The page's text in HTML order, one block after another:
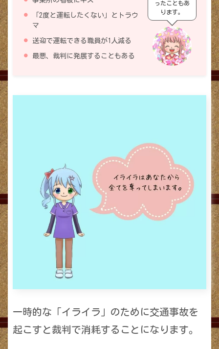
「2度と運転したくない」とトラウ
マ
送迎で運転できる職員が1人減る
最悪、裁判に発展することもある
ったこともあ
ります。
一時的な「イライラ」のために交通事故を
起こすと裁判で消耗することになります。